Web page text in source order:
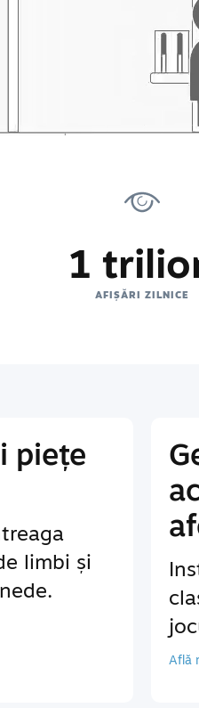
1
AFIȘĂRI ZILNICE
piețe
limbi și
Află